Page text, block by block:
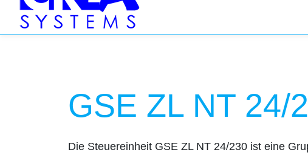
GSE ZL NT 24/
Die Steuereinheit GSE ZL NT 24/230 ist eine